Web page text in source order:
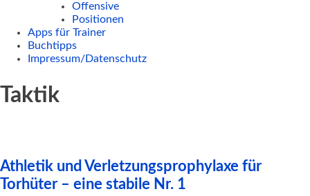
Offensive
Positionen
Apps für Trainer
Buchtipps
Impressum/Datenschutz
Taktik
Athletik und Verletzungsprophylaxe für
Torhüter – eine stabile Nr. 1